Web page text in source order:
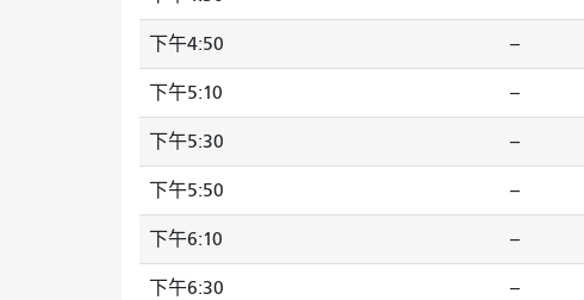
下午4:50 --
下午5:10 --
下午5:30 --
下午5:50 --
下午6:10 --
下午6:30 --